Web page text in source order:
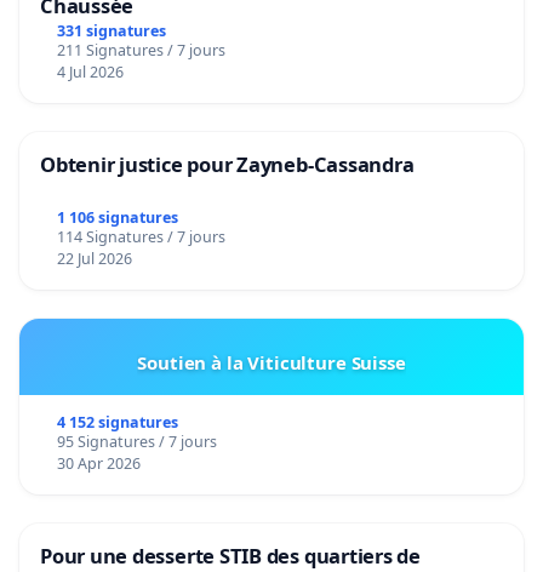
Chaussée
331 signatures
211 Signatures / 7 jours
4 Jul 2026
Obtenir justice pour Zayneb-Cassandra
1 106 signatures
114 Signatures / 7 jours
22 Jul 2026
Soutien à la Viticulture Suisse
4 152 signatures
95 Signatures / 7 jours
30 Apr 2026
Pour une desserte STIB des quartiers de